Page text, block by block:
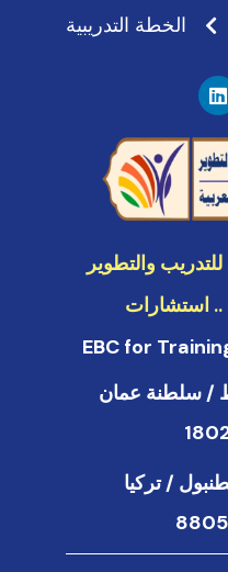
الخطة التدريبية
L
i
n
k
e
d
i
n
والتطوير
.. استشارات
EBC for
/ سلطنة عمان
/ تركيا